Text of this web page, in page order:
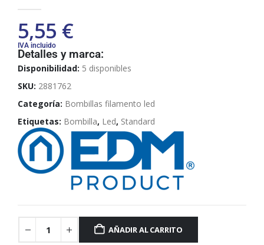
5,55 €
IVA incluido
Detalles y marca:
Disponibilidad: 5 disponibles
SKU: 2881762
Categoría: Bombillas filamento led
Etiquetas: Bombilla, Led, Standard
AÑADIR AL CARRITO